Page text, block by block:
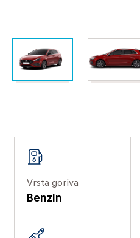
Vrsta goriva
Benzin